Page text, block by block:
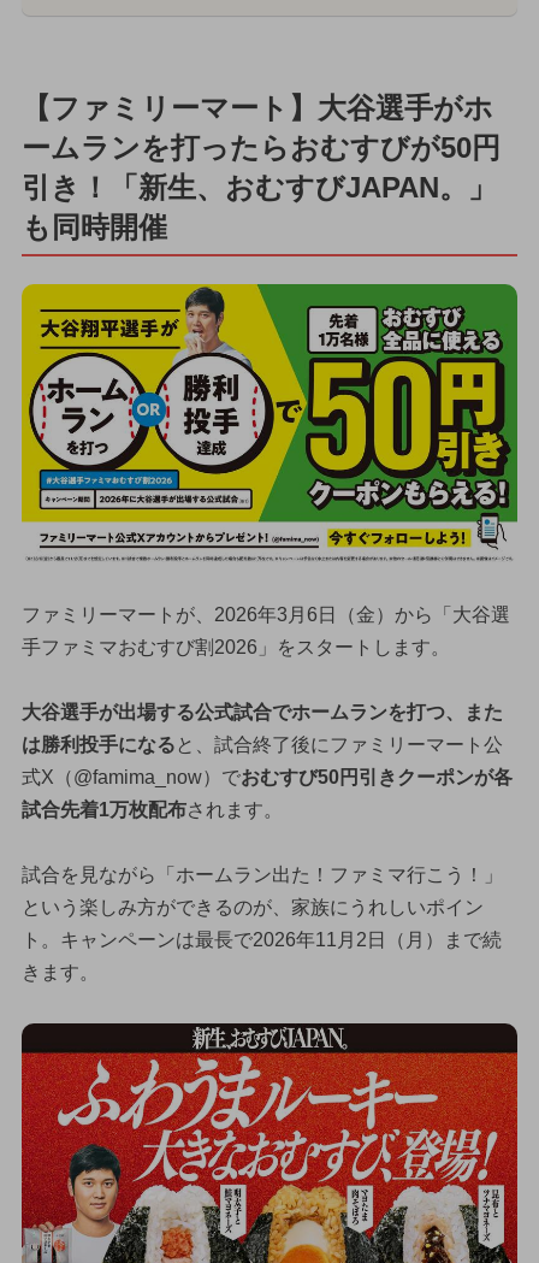
【ファミリーマート】大谷選手がホ
ームランを打ったらおむすびが50円
引き！「新生、おむすびJAPAN。」
も同時開催
ファミリーマートが、2026年3月6日（金）から「大谷選
手ファミマおむすび割2026」をスタートします。
大谷選手が出場する公式試合でホームランを打つ、また
は勝利投手になる と、試合終了後にファミリーマート公
式X（@famima_now）でおむすび50円引きクーポンが各
試合先着1万枚配布されます。
試合を見ながら「ホームラン出た！ファミマ行こう！」
という楽しみ方ができるのが、家族にうれしいポイン
ト。キャンペーンは最長で2026年11月2日（月）まで続
きます。